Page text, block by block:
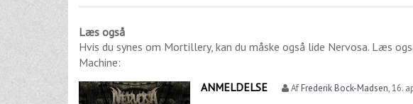
Læs også
Hvis du synes om Mortillery, kan du måske også lide Nervosa. Læs
Machine:
ANMELDELSE
AfFrederik Bock-Madsen,16.